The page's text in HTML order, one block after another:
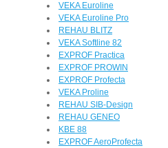
VEKA Euroline
VEKA Euroline Pro
REHAU BLITZ
VEKA Softline 82
EXPROF Practica
EXPROF PROWIN
EXPROF Profecta
VEKA Proline
REHAU SIB-Design
REHAU GENEO
KBE 88
EXPROF AeroProfecta